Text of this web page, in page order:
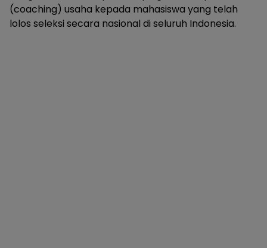
(coaching) usaha kepada mahasiswa yang telah
lolos seleksi secara nasional di seluruh Indonesia.